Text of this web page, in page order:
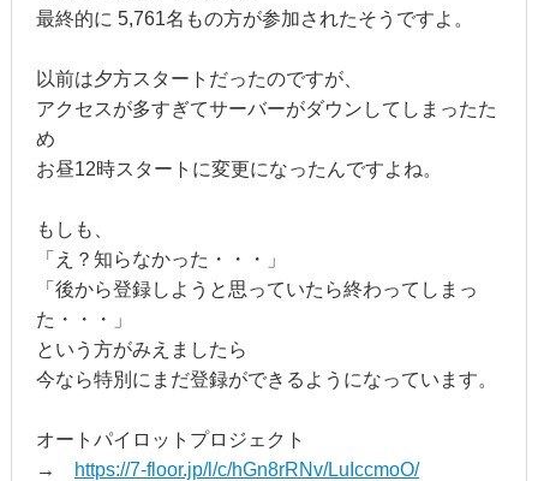
最終的に 5,761名もの方が参加されたそうですよ。
以前は夕方スタートだったのですが、
アクセスが多すぎてサーバーがダウンしてしまったた
め
お昼12時スタートに変更になったんですよね。
もしも、
「え？知らなかった・・・」
「後から登録しようと思っていたら終わってしまっ
た・・・」
という方がみえましたら
今なら特別にまだ登録ができるようになっています。
オートパイロットプロジェクト
→
https://7-floor.jp/l/c/hGn8rRNv/LuIccmoO/